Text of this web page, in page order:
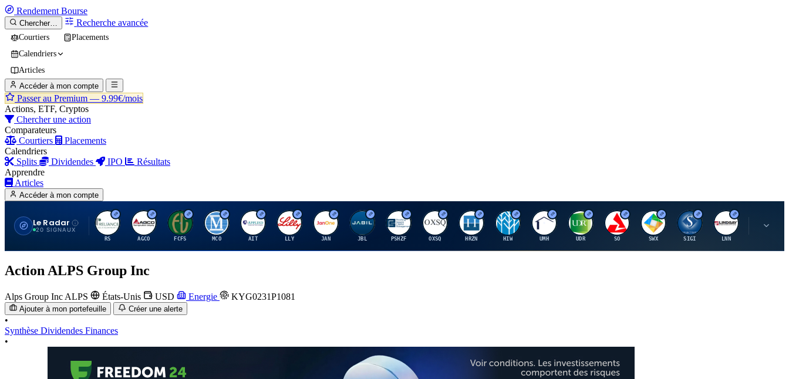
Rendement Bourse
Chercher… Recherche avancée
Courtiers
Placements
Calendriers
Articles
Accéder à mon compte
Passer au Premium — 9.99€/mois
Actions, ETF, Cryptos
Chercher une action
Comparateurs
Courtiers
Placements
Calendriers
Splits
Dividendes IPO
Résultats
Apprendre
Articles
Accéder à mon compte
Le Radar
20 SIGNAUX
R
RS
A
AGCO
F
FCFS
M
MCO
A
AIT
E
LLY
J
JAN
J
JBL
P
PSHZF
O
OXSQ
H
HRZN
H
HIW
U
UMH
U
UDR
S
SO
S
SWX
S
SIGI
L
LNN
R
Action ALPS Group Inc
Alps Group Inc ALPS États-Unis USD Energie KYG0231P1081
Ajouter à mon portefeuille Créer une alerte
•
Synthèse Dividendes Finances
•